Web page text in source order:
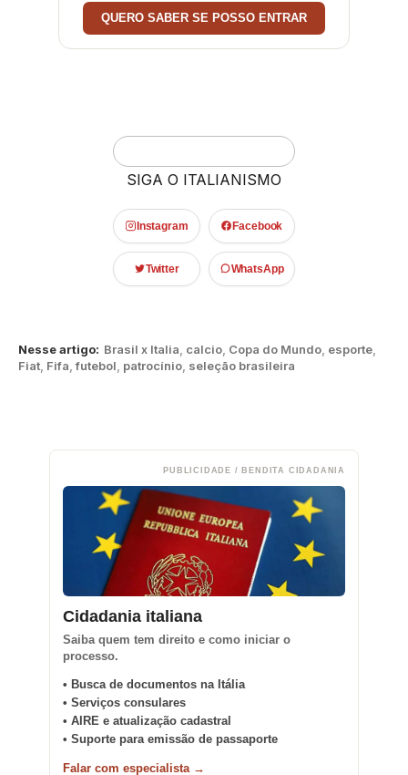
QUERO SABER SE POSSO ENTRAR
SIGA O ITALIANISMO
Instagram Facebook
Twitter WhatsApp
Nesse artigo: Brasil x Italia calcio Copa do Mundo esporte
Fiat Fifa ,futebol patrocínio seleção brasileira
PUBLICIDADE / BENDITA CIDADANIA
Cidadania italiana
Saiba quem tem direito e como iniciar o
processo.
• Busca de documentos na Itália
• Serviços consulares
• AIRE e atualização cadastral
• Suporte para emissão de passaporte
Falar com especialista →